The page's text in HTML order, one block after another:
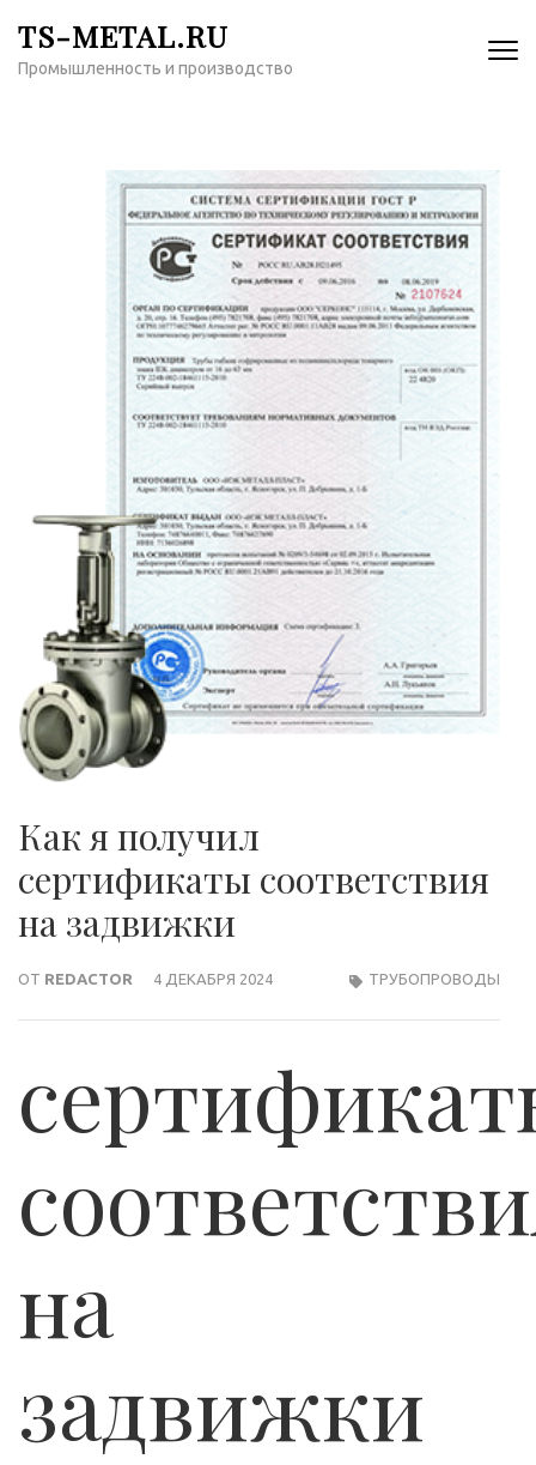
содержимому
TS-METAL.RU
Промышленность и производство
Как я получил
сертификаты соответствия
на задвижки
ОТ REDACTOR 4 ДЕКАБРЯ 2024 ТРУБОПРОВОДЫ
на
задвижки